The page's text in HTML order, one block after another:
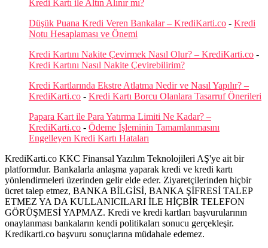
Kredi Kartı ile Altın Alınır mı?
Düşük Puana Kredi Veren Bankalar – KrediKarti.co - Kredi
Notu Hesaplaması ve Önemi
Kredi Kartını Nakite Çevirmek Nasıl Olur? – KrediKarti.co -
Kredi Kartını Nasıl Nakite Çevirebilirim?
Kredi Kartlarında Ekstre Atlatma Nedir ve Nasıl Yapılır? –
KrediKarti.co - Kredi Kartı Borcu Olanlara Tasarruf Önerileri
Papara Kart ile Para Yatırma Limiti Ne Kadar? –
KrediKarti.co - Ödeme İşleminin Tamamlanmasını
Engelleyen Kredi Kartı Hataları
KrediKarti.co KKC Finansal Yazılım Teknolojileri AŞ'ye ait bir
platformdur. Bankalarla anlaşma yaparak kredi ve kredi kartı
yönlendirmeleri üzerinden gelir elde eder. Ziyaretçilerinden hiçbir
ücret talep etmez, BANKA BİLGİSİ, BANKA ŞİFRESİ TALEP
ETMEZ YA DA KULLANICILARI İLE HİÇBİR TELEFON
GÖRÜŞMESİ YAPMAZ. Kredi ve kredi kartları başvurularının
onaylanması bankaların kendi politikaları sonucu gerçekleşir.
Kredikarti.co başvuru sonuçlarına müdahale edemez.